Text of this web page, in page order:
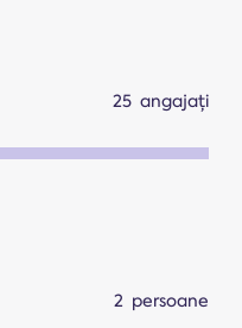
angajați
persoane